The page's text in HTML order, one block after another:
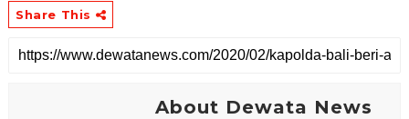
Share This
About Dewata News